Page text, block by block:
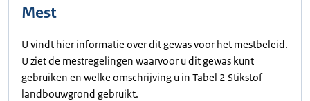
Mest
U vindt hier informatie over dit gewas voor het mestbeleid.
U ziet de mestregelingen waarvoor u dit gewas kunt
gebruiken en welke omschrijving u in Tabel 2 Stikstof
landbouwgrond gebruikt.